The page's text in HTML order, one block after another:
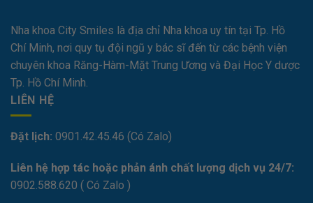
Nha khoa City Smiles là địa chỉ Nha khoa uy tín tại Tp. Hồ
Chí Minh, nơi quy tụ đội ngũ y bác sĩ đến từ các bệnh viện
chuyên khoa Răng-Hàm-Mặt Trung Ương và Đại Học Y dược
Tp. Hồ Chí Minh.
LIÊN HỆ
Đặt lịch: 0901.42.45.46 (Có Zalo)
Liên hệ hợp tác hoặc phản ánh chất lượng dịch vụ 24/7:
0902.588.620 ( Có Zalo )